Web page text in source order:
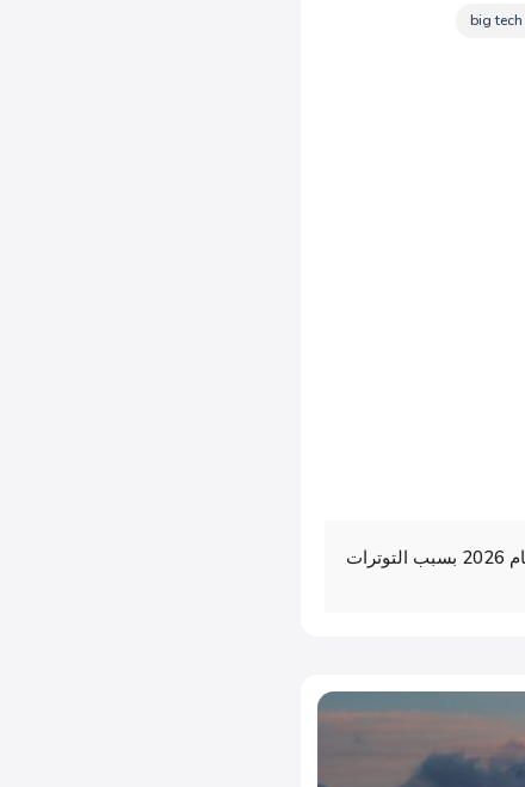
Logitech تسحب توقعاتها المالية لعام 2026 بسبب التوترات